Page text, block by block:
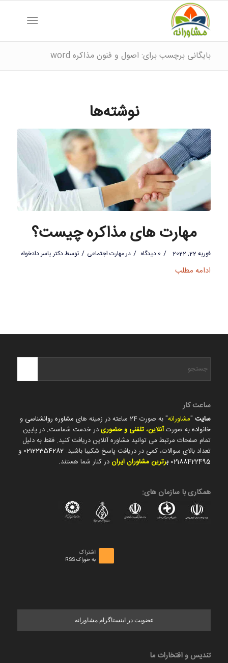
بایگانی برچسب برای: اصول و فنون مذاکره word
نوشته‌ها
مهارت های مذاکره چیست؟
فوریه 22, 2022 / 0 دیدگاه / درمهارت اجتماعی / توسطدکتر یاسر دادخواه
ادامه مطلب
ساعت کار
سایت"مشاورانه" به صورت 24 ساعته در زمینه های مشاوره روانشناسی و
خانوادهبه صورتآنلاین، تلفنی و حضوریدر خدمت شماست. در پایین
تمام صفحات مرتبط می توانید مشاوره آنلاین دریافت کنید. فقط به دلیل
تعداد بالای سوالات، کمی در دریافت پاسخ شکیبا باشید. 02122354282 و
02188422495 برترین مشاوران ایراندر کنار شما هستند.
همکاری با سازمان های:
اشتراک
به خوراک RSS
عضویت در اینستاگرام مشاورانه
تندیس و افتخارات ما